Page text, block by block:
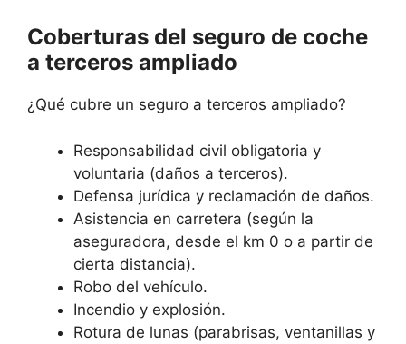
Coberturas del seguro de coche
a terceros ampliado
¿Qué cubre un seguro a terceros ampliado?
Responsabilidad civil obligatoria y
voluntaria (daños a terceros).
Defensa jurídica y reclamación de daños.
Asistencia en carretera (según la
aseguradora, desde el km 0 o a partir de
cierta distancia).
Robo del vehículo.
Incendio y explosión.
Rotura de lunas (parabrisas, ventanillas y